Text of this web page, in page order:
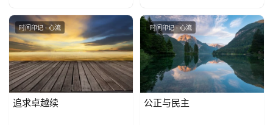
时间印记 · 心流
追求卓越续
时间印记 · 心流
公正与民主